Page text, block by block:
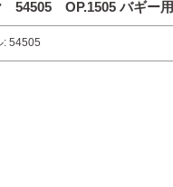
54505 OP.1505 バギー用
: 54505